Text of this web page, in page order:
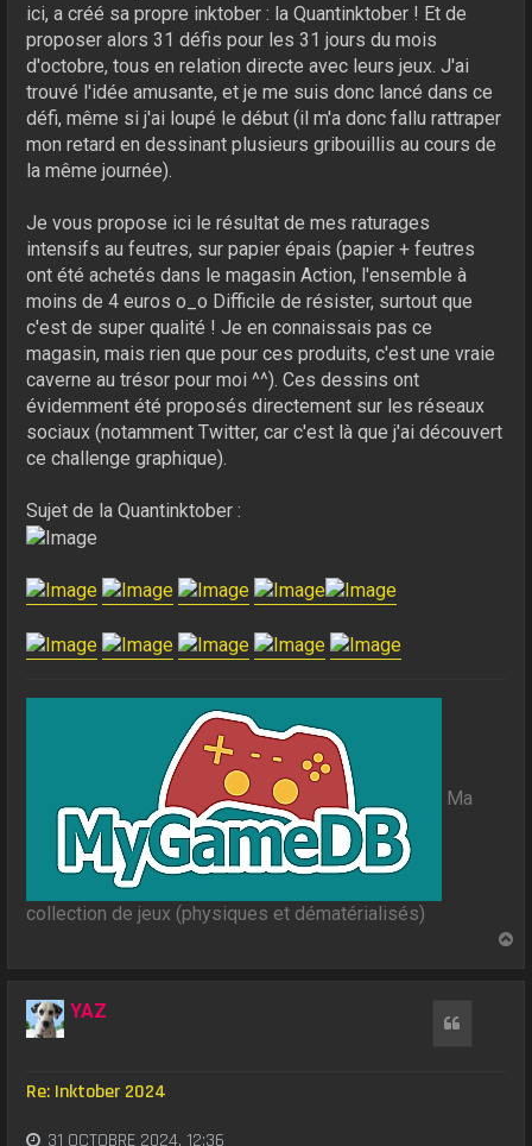
ici, a créé sa propre inktober : la Quantinktober ! Et de
proposer alors 31 défis pour les 31 jours du mois
d'octobre, tous en relation directe avec leurs jeux. J'ai
trouvé l'idée amusante, et je me suis donc lancé dans ce
défi, même si j'ai loupé le début (il m'a donc fallu rattraper
mon retard en dessinant plusieurs gribouillis au cours de
la même journée).
Je vous propose ici le résultat de mes raturages
intensifs au feutres, sur papier épais (papier + feutres
ont été achetés dans le magasin Action, l'ensemble à
moins de 4 euros o_o Difficile de résister, surtout que
c'est de super qualité ! Je en connaissais pas ce
magasin, mais rien que pour ces produits, c'est une vraie
caverne au trésor pour moi ^^). Ces dessins ont
évidemment été proposés directement sur les réseaux
sociaux (notamment Twitter, car c'est là que j'ai découvert
ce challenge graphique).
Sujet de la Quantinktober :
Ma
collection de jeux (physiques et dématérialisés)
YAZ
Re: Inktober 2024
31 OCTOBRE 2024, 12:36